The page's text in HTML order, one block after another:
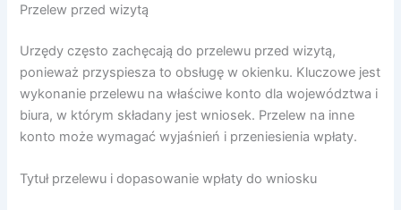
Przelew przed wizytą
Urzędy często zachęcają do przelewu przed wizytą,
ponieważ przyspiesza to obsługę w okienku. Kluczowe jest
wykonanie przelewu na właściwe konto dla województwa i
biura, w którym składany jest wniosek. Przelew na inne
konto może wymagać wyjaśnień i przeniesienia wpłaty.
Tytuł przelewu i dopasowanie wpłaty do wniosku